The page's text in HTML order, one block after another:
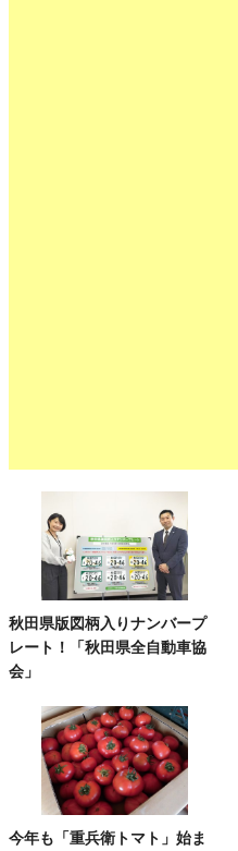
秋田県版図柄入りナンバープ
レート！「秋田県全自動車協
会」
今年も「重兵衛トマト」始ま